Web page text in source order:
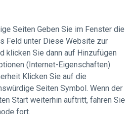
Seiten Geben Sie im Fenster die
Feld unter Diese Website zur
klicken Sie dann auf Hinzufügen
(Internet-Eigenschaften)
Klicken Sie auf die
Seiten Symbol. Wenn der
Start weiterhin auftritt, fahren Sie
fort.